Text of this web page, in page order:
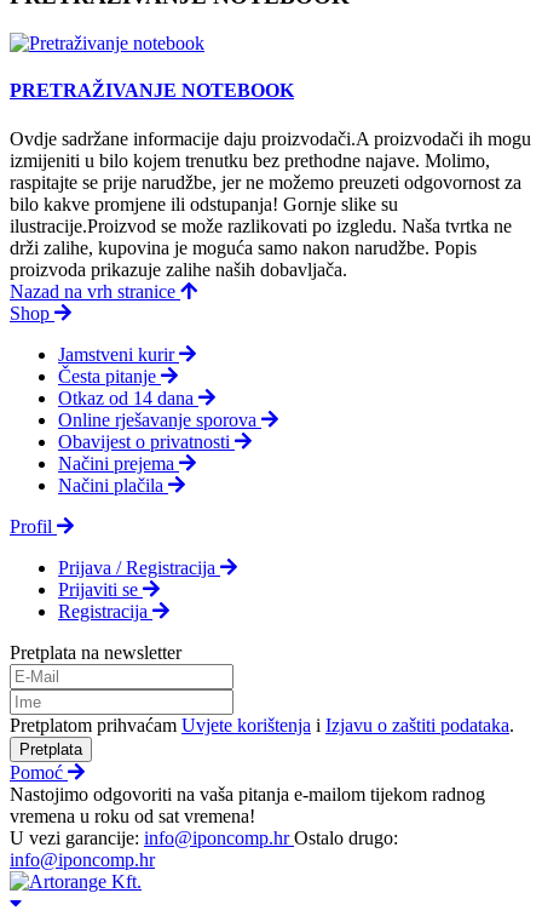
PRETRAŽIVANJE NOTEBOOK
Ovdje sadržane informacije daju proizvodači.A proizvodači ih mogu
izmijeniti u bilo kojem trenutku bez prethodne najave. Molimo,
raspitajte se prije narudžbe, jer ne možemo preuzeti odgovornost za
bilo kakve promjene ili odstupanja! Gornje slike su
ilustracije.Proizvod se može razlikovati po izgledu. Naša tvrtka ne
drži zalihe, kupovina je moguća samo nakon narudžbe. Popis
proizvoda prikazuje zalihe naših dobavljača.
Nazad na vrh stranice
Shop
Jamstveni kurir
Česta pitanje
Otkaz od 14 dana
Online rješavanje sporova
Obavijest o privatnosti
Načini prejema
Načini plačila
Profil
Prijava / Registracija
Prijaviti se
Registracija
Pretplata na newsletter
Pretplatom prihvaćam Uvjete korištenja i Izjavu o zaštiti podataka.
Pretplata
Pomoć
Nastojimo odgovoriti na vaša pitanja e-mailom tijekom radnog
vremena u roku od sat vremena!
U vezi garancije: info@iponcomp.hrOstalo drugo:
info@iponcomp.hr